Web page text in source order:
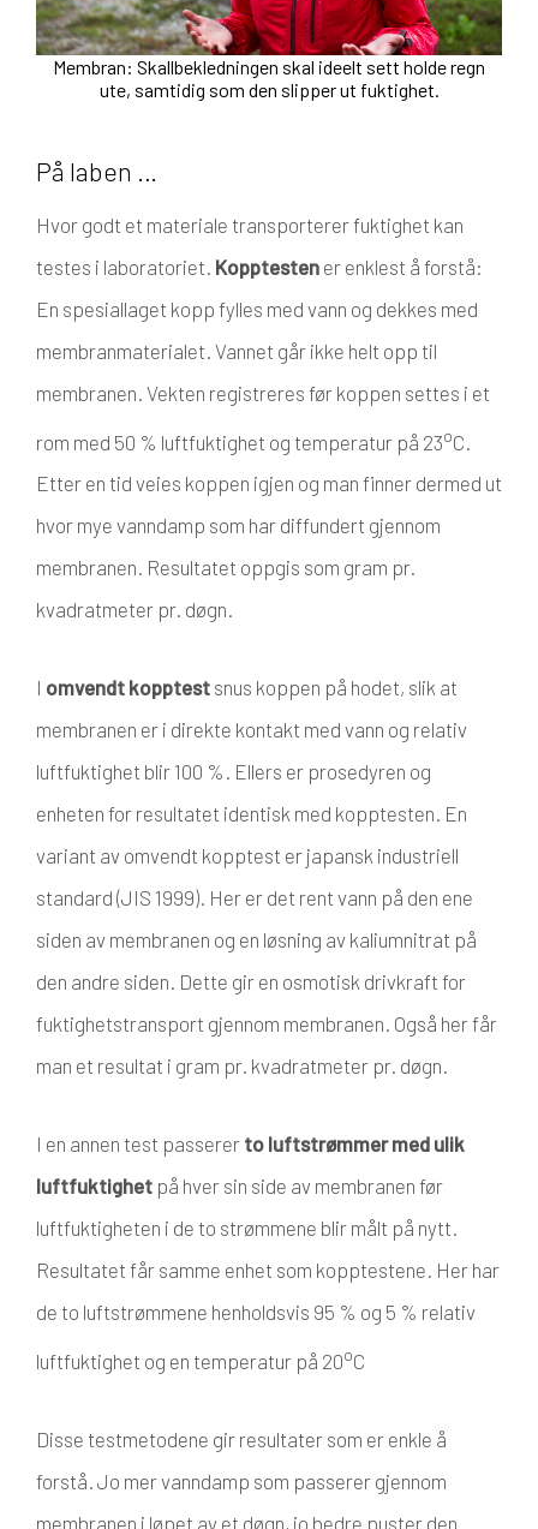
Membran: Skallbekledningen skal ideelt sett holde regn
ute, samtidig som den slipper ut fuktighet.
På laben …
Hvor godt et materiale transporterer fuktighet kan
testes i laboratoriet. Kopptesten er enklest å forstå:
En spesiallaget kopp fylles med vann og dekkes med
membranmaterialet. Vannet går ikke helt opp til
membranen. Vekten registreres før koppen settes i et
rom med 50 % luftfuktighet og temperatur på 23oC.
Etter en tid veies koppen igjen og man finner dermed ut
hvor mye vanndamp som har diffundert gjennom
membranen. Resultatet oppgis som gram pr.
kvadratmeter pr. døgn.
I omvendt kopptest snus koppen på hodet, slik at
membranen er i direkte kontakt med vann og relativ
luftfuktighet blir 100 %. Ellers er prosedyren og
enheten for resultatet identisk med kopptesten. En
variant av omvendt kopptest er japansk industriell
standard (JIS 1999). Her er det rent vann på den ene
siden av membranen og en løsning av kaliumnitrat på
den andre siden. Dette gir en osmotisk drivkraft for
fuktighetstransport gjennom membranen. Også her får
man et resultat i gram pr. kvadratmeter pr. døgn.
I en annen test passerer to luftstrømmer med ulik
luftfuktighet på hver sin side av membranen før
luftfuktigheten i de to strømmene blir målt på nytt.
Resultatet får samme enhet som kopptestene. Her har
de to luftstrømmene henholdsvis 95 % og 5 % relativ
luftfuktighet og en temperatur på 20oC
Disse testmetodene gir resultater som er enkle å
forstå. Jo mer vanndamp som passerer gjennom
membranen i løpet av et døgn, jo bedre puster den.